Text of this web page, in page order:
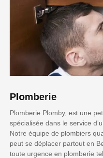
Plomberie
Plomberie Plomby, est une
spécialisée dans le service
Notre équipe de plombiers
peut se déplacer partout en
toute urgence en plomberie